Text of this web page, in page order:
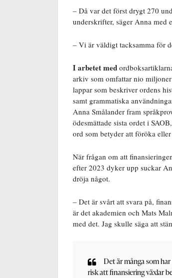
– Då var det först drygt 270
underskrifter, säger Anna med
– Vi är väldigt tacksamma för
I arbetet med
arkiv som omfattar nio
lappar som beskriver ordens
samt grammatiska
Anna Smålander fram
ödesmättade sista ordet i
ord som betyder att föröka
När frågan om att
efter 2023 dyker upp suckar
dröja något.
– Det är svårt att svara på,
är det akademien och Mats
med det. Jag skulle säga att
Det är många som
risk att finansiering växlar